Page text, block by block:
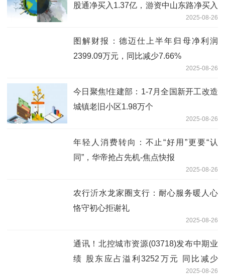
股通净买入1.37亿，游资中山东路净买入
1.49亿，国泰海通江苏路净买入2.24亿，
上榜席位净买入3.89亿
2025-08-26
图解财报：德迈仕上半年归母净利润
2399.09万元，同比减少7.66%
2025-08-26
今日聚焦!住建部：1-7月全国新开工改造
城镇老旧小区1.98万个
2025-08-26
年轻人消费转向：不止“好用”更要“认
同”，华帝抢占先机-焦点快报
2025-08-26
农行沂水龙家圈支行：耐心服务暖人心
恪守初心拒谢礼
2025-08-26
通讯！北控城市资源(03718)发布中期业
绩 股东应占溢利3252万元 同比减少
2025-08-26